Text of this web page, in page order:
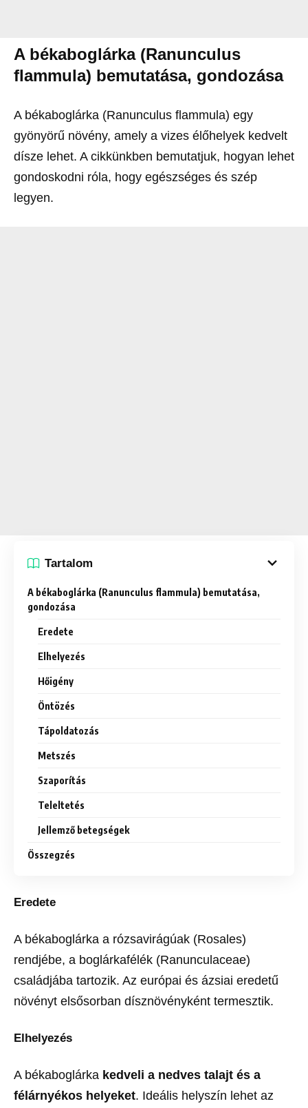
A békaboglárka (Ranunculus
flammula) bemutatása, gondozása
A békaboglárka (Ranunculus flammula) egy
gyönyörű növény, amely a vizes élőhelyek kedvelt
dísze lehet. A cikkünkben bemutatjuk, hogyan lehet
gondoskodni róla, hogy egészséges és szép
legyen.
Tartalom
A békaboglárka (Ranunculus flammula) bemutatása,
gondozása
Eredete
Elhelyezés
Hőigény
Öntözés
Tápoldatozás
Metszés
Szaporítás
Teleltetés
Jellemző betegségek
Összegzés
Eredete
A békaboglárka a rózsavirágúak (Rosales)
rendjébe, a boglárkafélék (Ranunculaceae)
családjába tartozik. Az európai és ázsiai eredetű
növényt elsősorban dísznövényként termesztik.
Elhelyezés
A békaboglárka kedveli a nedves talajt és a
félárnyékos helyeket. Ideális helyszín lehet az